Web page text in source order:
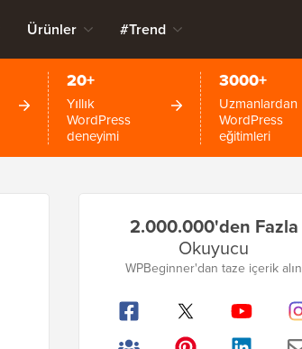
Ürünler #Trend
20+
Yıllık
WordPress
deneyimi
3000+
Uzmanlardan
WordPress
eğitimleri
Kenar
Çubuğu
2.000.000'den Fazla
Okuyucu
WPBeginner'dan taze içerik alın